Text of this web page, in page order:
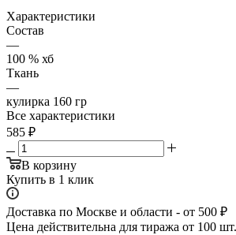
Характеристики
Состав
—
100 % хб
Ткань
—
кулирка 160 гр
Все характеристики
585 ₽
В корзину
Купить в 1 клик
Доставка по Москве и области - от 500 ₽
Цена действительна для тиража от 100 шт.